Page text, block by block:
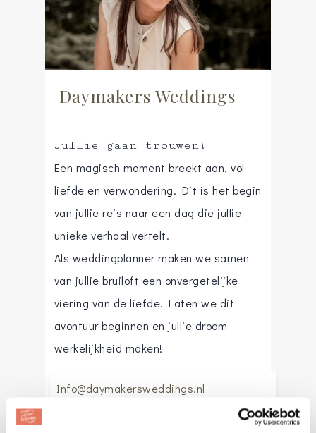
Daymakers Weddings
Jullie gaan trouwen!
Een magisch moment breekt aan, vol
liefde en verwondering. Dit is het begin
van jullie reis naar een dag die jullie
unieke verhaal vertelt.
Als weddingplanner maken we samen
van jullie bruiloft een onvergetelijke
viering van de liefde. Laten we dit
avontuur beginnen en jullie droom
werkelijkheid maken!
Info@daymakersweddings.nl